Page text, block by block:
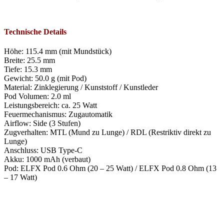
Technische Details
Höhe: 115.4 mm (mit Mundstück)
Breite: 25.5 mm
Tiefe: 15.3 mm
Gewicht: 50.0 g (mit Pod)
Material: Zinklegierung / Kunststoff / Kunstleder
Pod Volumen: 2.0 ml
Leistungsbereich: ca. 25 Watt
Feuermechanismus: Zugautomatik
Airflow: Side (3 Stufen)
Zugverhalten: MTL (Mund zu Lunge) / RDL (Restriktiv direkt zu
Lunge)
Anschluss: USB Type-C
Akku: 1000 mAh (verbaut)
Pod: ELFX Pod 0.6 Ohm (20 – 25 Watt) / ELFX Pod 0.8 Ohm (13
– 17 Watt)